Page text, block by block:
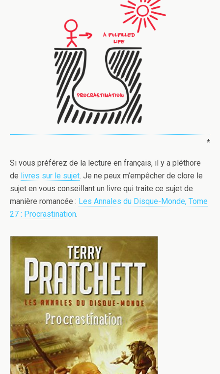
*
Si vous préférez de la lecture en français, il y a pléthore
de livres sur le sujet. Je ne peux m’empêcher de clore le
sujet en vous conseillant un livre qui traite ce sujet de
manière romancée : Les Annales du Disque-Monde, Tome
27 : Procrastination.